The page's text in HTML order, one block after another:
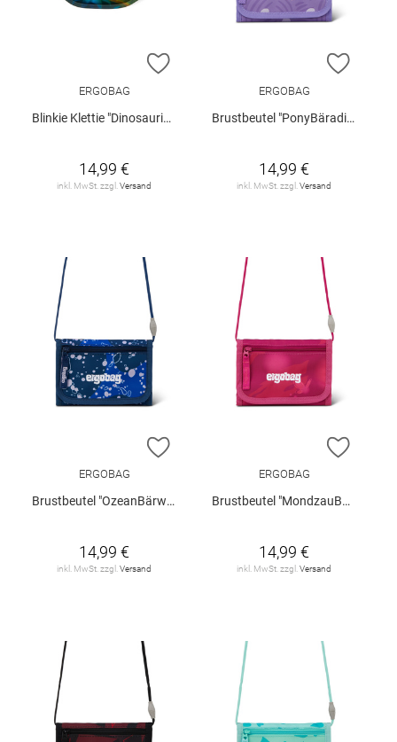
ZUR WUNSCHLISTE HINZUFÜGEN
ERGOBAG
Blinkie Klettie "Dinosaurier"
14,99 €
inkl. MwSt. zzgl. Versand
ZUR
ERGOBAG
Brustbeutel "PonyBäradies"
14,99 €
inkl. MwSt. zzgl. Versand
ZUR WUNSCHLISTE HINZUFÜGEN
ERGOBAG
Brustbeutel "OzeanBärwohner"
14,99 €
inkl. MwSt. zzgl.Versand
ZUR
ERGOBAG
Brustbeutel "MondzauBär"
14,99 €
inkl. MwSt. zzgl.Versand